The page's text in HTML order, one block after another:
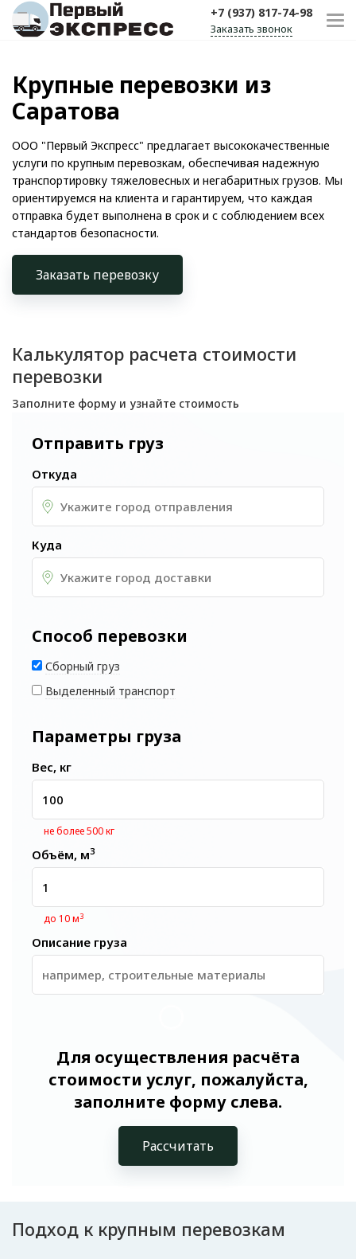
+7 (937) 817-74-98
Заказать звонок
Крупные перевозки из
Саратова
ООО "Первый Экспресс" предлагает высококачественные
услуги по крупным перевозкам, обеспечивая надежную
транспортировку тяжеловесных и негабаритных грузов. Мы
ориентируемся на клиента и гарантируем, что каждая
отправка будет выполнена в срок и с соблюдением всех
стандартов безопасности.
Заказать перевозку
Калькулятор расчета стоимости
перевозки
Заполните форму и узнайте стоимость
Отправить груз
Откуда
Куда
Способ перевозки
Сборный груз
Выделенный транспорт
Параметры груза
Вес, кг
не более 500 кг
Объём, м3
до 10 м3
Описание груза
Для осуществления расчёта
стоимости услуг, пожалуйста,
заполните форму слева.
Рассчитать
Подход к крупным перевозкам